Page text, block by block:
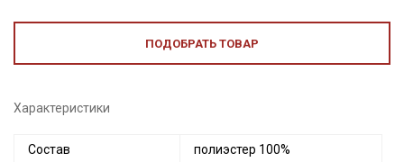
ПОДОБРАТЬ ТОВАР
Характеристики
Состав полиэстер 100%